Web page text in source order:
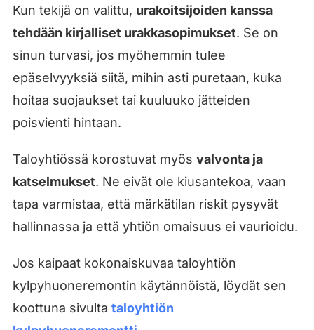
Kun tekijä on valittu, urakoitsijoiden kanssa
tehdään kirjalliset urakkasopimukset. Se on
sinun turvasi, jos myöhemmin tulee
epäselvyyksiä siitä, mihin asti puretaan, kuka
hoitaa suojaukset tai kuuluuko jätteiden
poisvienti hintaan.
Taloyhtiössä korostuvat myös valvonta ja
katselmukset. Ne eivät ole kiusantekoa, vaan
tapa varmistaa, että märkätilan riskit pysyvät
hallinnassa ja että yhtiön omaisuus ei vaurioidu.
Jos kaipaat kokonaiskuvaa taloyhtiön
kylpyhuoneremontin käytännöistä, löydät sen
koottuna sivulta taloyhtiön